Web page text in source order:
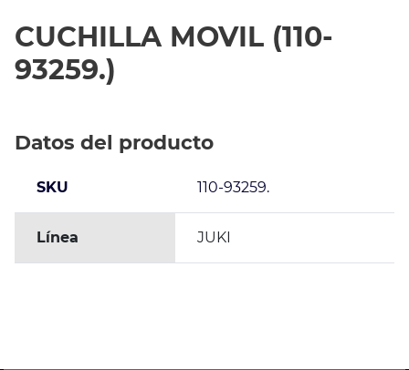
CUCHILLA MOVIL (110-
93259.)
Datos del producto
SKU 110-93259.
Línea JUKI